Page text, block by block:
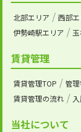
北部エリア 西部
伊勢崎駅エリア
賃貸管理
賃貸管理TOP 管
賃貸管理の流れ
当社について